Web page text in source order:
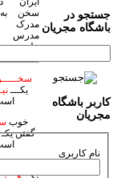
سخن به
مدرک
مدرس
علومی
یکـــ
خوب
گفتن
جستجو در
باشگاه مجریان
کاربر باشگاه
مجریان
نام کاربری